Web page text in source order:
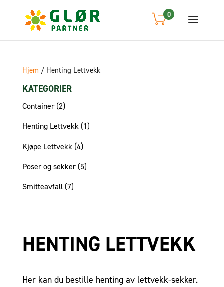
0
Hjem / Henting Lettvekk
KATEGORIER
Container (2)
Henting Lettvekk (1)
Kjøpe Lettvekk (4)
Poser og sekker (5)
Smitteavfall (7)
HENTING LETTVEKK
Her kan du bestille henting av lettvekk-sekker.